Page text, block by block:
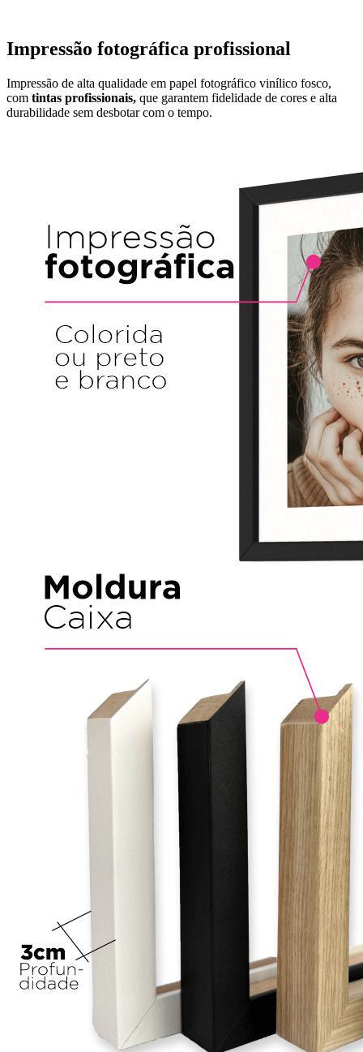
Impressão fotográfica profissional
Impressão de alta qualidade em papel fotográfico vinílico fosco,
com tintas profissionais, que garantem fidelidade de cores e alta
durabilidade sem desbotar com o tempo.